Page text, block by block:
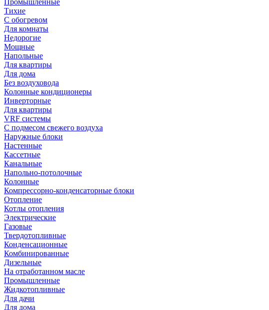
Промышленные
Тихие
С обогревом
Для комнаты
Недорогие
Мощные
Напольные
Для квартиры
Для дома
Без воздуховода
Колонные кондиционеры
Инверторные
Для квартиры
VRF системы
С подмесом свежего воздуха
Наружные блоки
Настенные
Кассетные
Канальные
Напольно-потолочные
Колонные
Компрессорно-конденсаторные блоки
Отопление
Котлы отопления
Электрические
Газовые
Твердотопливные
Конденсационные
Комбинированные
Дизельные
На отработанном масле
Промышленные
Жидкотопливные
Для дачи
Для дома